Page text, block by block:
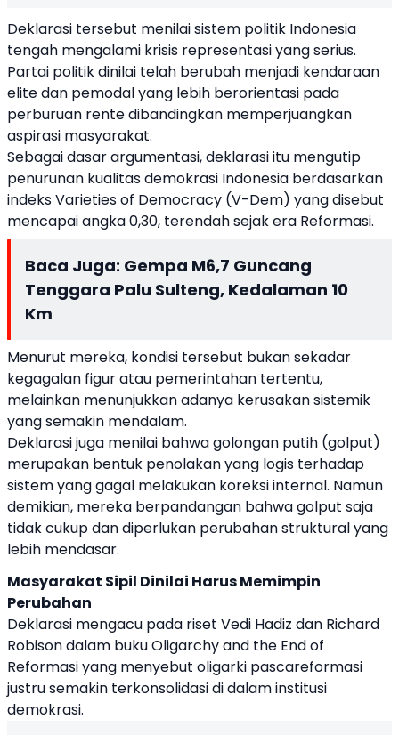
Deklarasi tersebut menilai sistem politik Indonesia
tengah mengalami krisis representasi yang serius.
Partai politik dinilai telah berubah menjadi kendaraan
elite dan pemodal yang lebih berorientasi pada
perburuan rente dibandingkan memperjuangkan
aspirasi masyarakat.
Sebagai dasar argumentasi, deklarasi itu mengutip
penurunan kualitas demokrasi Indonesia berdasarkan
indeks Varieties of Democracy (V-Dem) yang disebut
mencapai angka 0,30, terendah sejak era Reformasi.
Baca Juga: Gempa M6,7 Guncang
Tenggara Palu Sulteng, Kedalaman 10
Km
Menurut mereka, kondisi tersebut bukan sekadar
kegagalan figur atau pemerintahan tertentu,
melainkan menunjukkan adanya kerusakan sistemik
yang semakin mendalam.
Deklarasi juga menilai bahwa golongan putih (golput)
merupakan bentuk penolakan yang logis terhadap
sistem yang gagal melakukan koreksi internal. Namun
demikian, mereka berpandangan bahwa golput saja
tidak cukup dan diperlukan perubahan struktural yang
lebih mendasar.
Masyarakat Sipil Dinilai Harus Memimpin
Perubahan
Deklarasi mengacu pada riset Vedi Hadiz dan Richard
Robison dalam buku Oligarchy and the End of
Reformasi yang menyebut oligarki pascareformasi
justru semakin terkonsolidasi di dalam institusi
demokrasi.